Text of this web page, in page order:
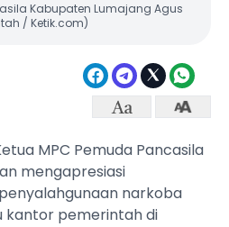
Kabupaten Lumajang Agus
/ Ketik.com)
MPC Pemuda Pancasila
mengapresiasi
narkoba
kantor pemerintah di